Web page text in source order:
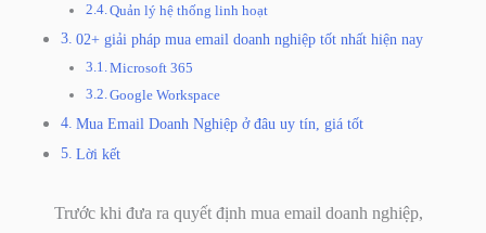
Quản lý hệ thống linh hoạt
02+ giải pháp mua email doanh nghiệp tốt nhất hiện nay
Microsoft 365
Google Workspace
Mua Email Doanh Nghiệp ở đâu uy tín, giá tốt
Lời kết
Trước khi đưa ra quyết định mua email doanh nghiệp,